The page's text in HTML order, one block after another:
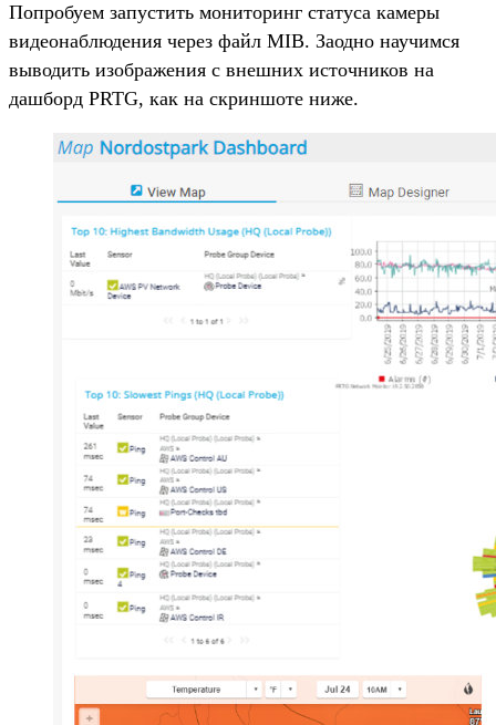
Попробуем запустить мониторинг статуса камеры
видеонаблюдения через файл MIB. Заодно научимся
выводить изображения с внешних источников на
дашборд PRTG, как на скриншоте ниже.